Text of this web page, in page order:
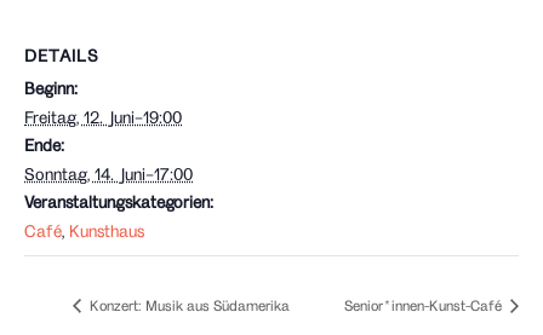
DETAILS
Beginn:
Freitag, 12. Juni–19:00
Ende:
Sonntag, 14. Juni–17:00
Veranstaltungskategorien:
Café, Kunsthaus
Konzert: Musik aus Südamerika Senior*innen-Kunst-Café